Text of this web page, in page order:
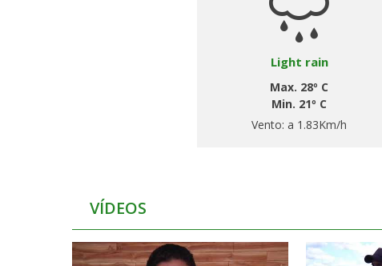
Light rain
Max. 28º C
Min. 21º C
Vento: a 1.83Km/h
VÍDEOS